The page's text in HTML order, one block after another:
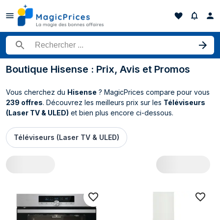
Rechercher un produit
Boutique Hisense : Prix, Avis et Promos
Vous cherchez du Hisense ? MagicPrices compare pour vous
239 offres. Découvrez les meilleurs prix sur les Téléviseurs
(Laser TV & ULED) et bien plus encore ci-dessous.
Téléviseurs (Laser TV & ULED)
Toutes les offres Hisense